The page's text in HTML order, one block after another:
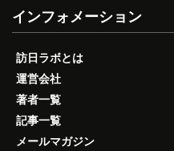
インフォメーション
訪日ラボとは
運営会社
著者一覧
記事一覧
メールマガジン